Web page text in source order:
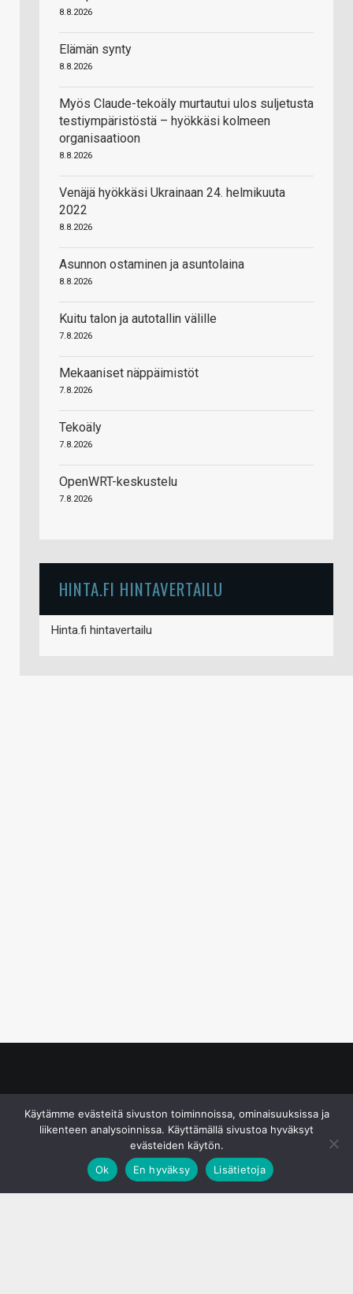
8.8.2026
Elämän synty
8.8.2026
Myös Claude-tekoäly murtautui ulos suljetusta
testiympäristöstä – hyökkäsi kolmeen
organisaatioon
8.8.2026
Venäjä hyökkäsi Ukrainaan 24. helmikuuta
2022
8.8.2026
Asunnon ostaminen ja asuntolaina
8.8.2026
Kuitu talon ja autotallin välille
7.8.2026
Mekaaniset näppäimistöt
7.8.2026
Tekoäly
7.8.2026
OpenWRT-keskustelu
7.8.2026
HINTA.FI HINTAVERTAILU
Hinta.fi hintavertailu
Käytämme evästeitä sivuston toiminnoissa, ominaisuuksissa ja
liikenteen analysoinnissa. Käyttämällä sivustoa hyväksyt
evästeiden käytön.
Ok
En hyväksy Lisätietoja